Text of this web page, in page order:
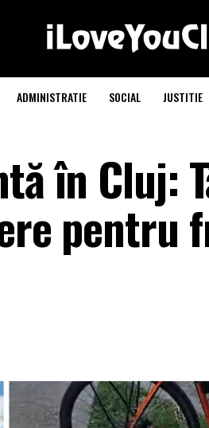
ADMINISTRATIE SOCIAL JUSTITIE
în Cluj:
pentru